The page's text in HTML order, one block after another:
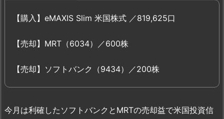
【購入】eMAXIS Slim 米国株式 ／819,625口
【売却】MRT（6034）／600株
【売却】ソフトバンク（9434）／200株
今月は利確したソフトバンクとMRTの売却益で米国投資信